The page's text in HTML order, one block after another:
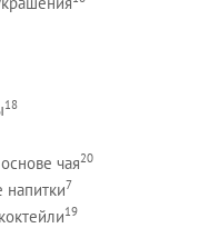
18
чая20
7
19